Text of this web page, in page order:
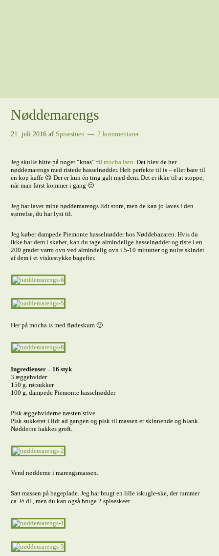
Nøddemarengs
21. juli 2016 af Spisestuen 2 kommentarer
Jeg skulle hitte på noget “knas” tilmocha isen. Det blev de her
nøddemarengs med ristede hasselnødder. Helt perfekte til is – eller bare til
en kop kaffe 😉 Der er kun én ting galt med dem. Det er ikke til at stoppe,
når man først kommer i gang 🙂
Jeg har lavet mine nøddemarengs lidt store, men de kan jo laves i den
størrelse, du har lyst til.
Jeg køber dampede Piemonte hasselnødder hos Nøddebazaren. Hvis du
ikke har dem i skabet, kan du tage almindelige hasselnødder og riste i en
200 grader varm ovn ved almindelig ovn i 5-10 minutter og nulre skindet
af dem i et viskestykke bagefter.
Her på mocha is med flødeskum 🙂
Ingredienser – 16 styk
3 æggehvider
150 g. rørsukker
100 g. dampede Piemonte hasselnødder
Pisk æggehviderne næsten stive.
Pisk sukkeret i lidt ad gangen og pisk til massen er skinnende og blank.
Nødderne hakkes groft.
Vend nødderne i marengsmassen.
Sæt massen på bageplade. Jeg har brugt en lille iskugle-ske, der rummer
ca. ½ dl., men du kan også bruge 2 spiseskeer.